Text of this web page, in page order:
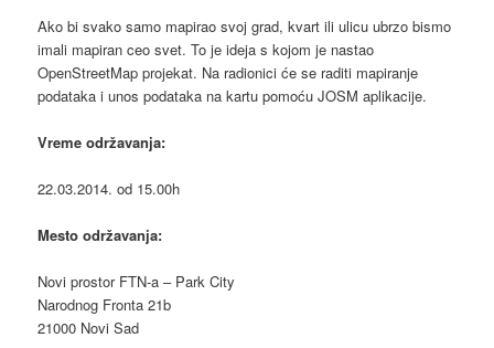
Ako bi svako samo mapirao svoj grad, kvart ili ulicu ubrzo bismo
imali mapiran ceo svet. To je ideja s kojom je nastao
OpenStreetMap projekat. Na radionici će se raditi mapiranje
podataka i unos podataka na kartu pomoću JOSM aplikacije.
Vreme održavanja:
22.03.2014. od 15.00h
Mesto održavanja:
Novi prostor FTN-a – Park City
Narodnog Fronta 21b
21000 Novi Sad